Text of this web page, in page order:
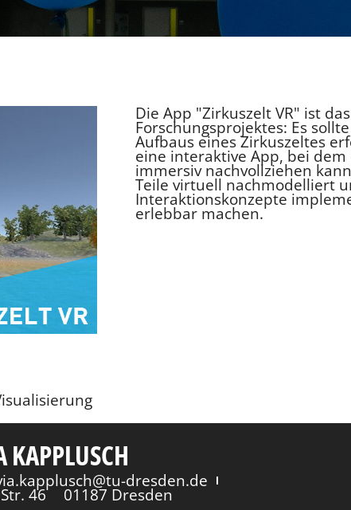
Die App "Zirkuszelt VR" ist
Forschungsprojektes: Es
Aufbaus eines Zirkuszeltes
eine interaktive App, bei
immersiv nachvollziehen
Teile virtuell nachmodelliert
Interaktionskonzepte
erlebbar machen.
KAPPLUSCH
dresden.de
46 01187 Dresden